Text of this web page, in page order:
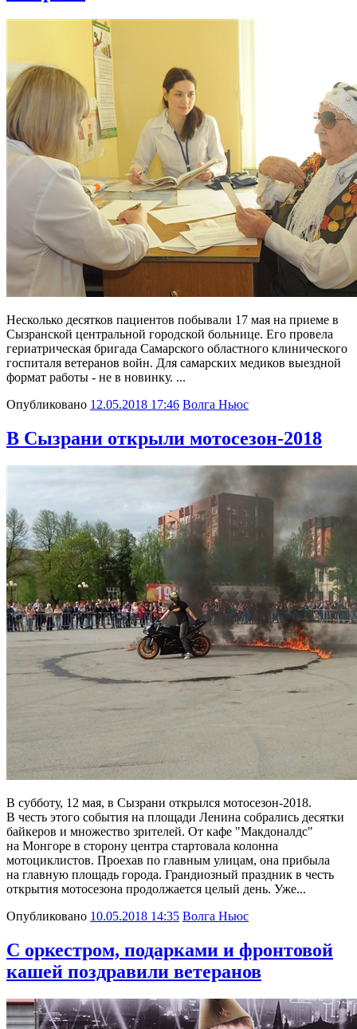
Несколько десятков пациентов побывали 17 мая на приеме в
Сызранской центральной городской больнице. Его провела
гериатрическая бригада Самарского областного клинического
госпиталя ветеранов войн. Для самарских медиков выездной
формат работы - не в новинку. ...
Опубликовано 12.05.2018 17:46 Волга Ньюс
В Сызрани открыли мотосезон-2018
В субботу, 12 мая, в Сызрани открылся мотосезон-2018.
В честь этого события на площади Ленина собрались десятки
байкеров и множество зрителей. От кафе "Макдоналдс"
на Монгоре в сторону центра стартовала колонна
мотоциклистов. Проехав по главным улицам, она прибыла
на главную площадь города. Грандиозный праздник в честь
открытия мотосезона продолжается целый день. Уже...
Опубликовано 10.05.2018 14:35 Волга Ньюс
С оркестром, подарками и фронтовой
кашей поздравили ветеранов